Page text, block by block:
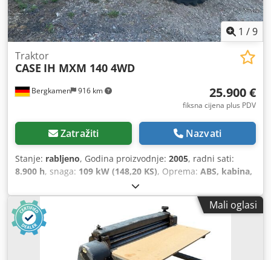
1 /9
Bergkamen 916 km
Traktor
CASE IH MXM 140 4WD
25.900 €
fiksna cijena plus PDV
Zatražiti Nazvati
Stanje: rabljeno, Godina proizvodnje: 2005, radni sati:
8.900 h, snaga: 109 kW (148,20 KS), Oprema: ABS, kabina,
klima uređaj, pogon na sva četiri kotača
5.868 kg Duljina: 4.692 mm Širina: 2.507 mm Visina: 2.997
mm Međuosovinski razmak: 2.723 mm Nazivna snaga:
105,9 kW, 144 KS Nazivna brzina: 2.200 o/min Codpfswlmt
Ijx Alysrf Broj cilindara: 6 Zapremnina: 7.480 cm³ Povećanje
okretnog momenta: 51,3 Pogon na sva četiri kotača
Mali oglasi